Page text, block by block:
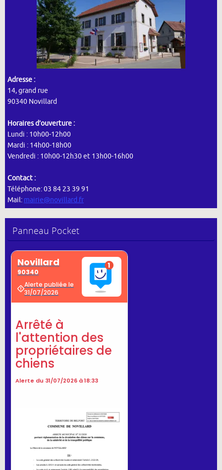
Adresse :
14, grand rue
90340 Novillard
Horaires d’ouverture :
Lundi : 10h00-12h00
Mardi : 14h00-18h00
Vendredi : 10h00-12h30 et 13h00-16h00
Contact :
Téléphone: 03 84 23 39 91
Mail: mairie@novillard.fr
Panneau Pocket